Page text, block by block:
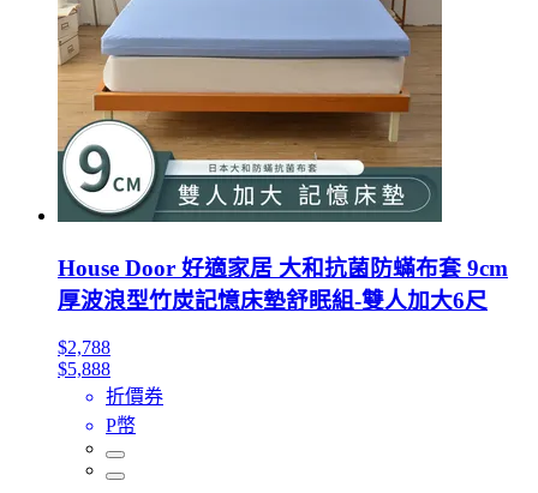
House Door 好適家居 大和抗菌防蟎布套 9cm
厚波浪型竹炭記憶床墊舒眠組-雙人加大6尺
$2,788
$5,888
折價券
P幣